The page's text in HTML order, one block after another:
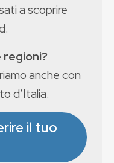
a scoprire
anche con
d’Italia.
il tuo